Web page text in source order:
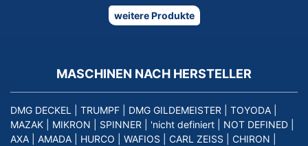
weitere Produkte
MASCHINEN NACH HERSTELLER
DMG DECKEL TRUMPF DMG GILDEMEISTER TOYODA
MAZAK
MIKRON SPINNER 'nicht definiert NOT DEFINED
AXA
AMADA HURCO WAFIOS CARL ZEISS CHIRON